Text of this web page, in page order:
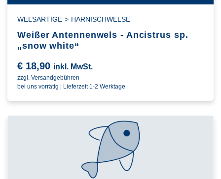
WELSARTIGE > HARNISCHWELSE
Weißer Antennenwels - Ancistrus sp.
„snow white“
€ 18,90 inkl. MwSt.
zzgl. Versandgebühren
bei uns vorrätig | Lieferzeit 1-2 Werktage